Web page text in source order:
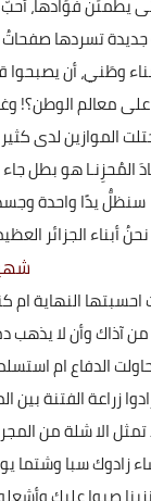
تسردها
وطَني، أن
الوطن؟!
الموازين لدى
المُحزِنـا هو بطل
سنظلُّ يدًا واحدة
أبناء الجزائر
النهاية
من آذاك وأن لا
الدفاع ام
زراعة الفتنة
الا شلة من
زادوك سبا وشتما